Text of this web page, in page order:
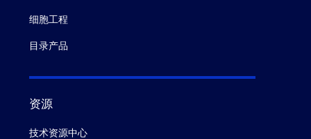
细胞工程
目录产品
资源
技术资源中心